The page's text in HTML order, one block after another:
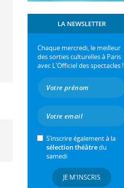
LA NEWSLETTER
Chaque mercredi, le meilleur
des sorties culturelles à Paris
avec L'Officiel des spectacles !
S’inscrire également à la
sélection théâtredu
samedi
JE M'INSCRIS